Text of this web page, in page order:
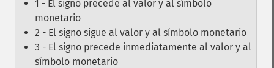
1 - El signo precede al valor y al símbolo
monetario
2 - El signo sigue al valor y al símbolo monetario
3 - El signo precede inmediatamente al valor y al
símbolo monetario